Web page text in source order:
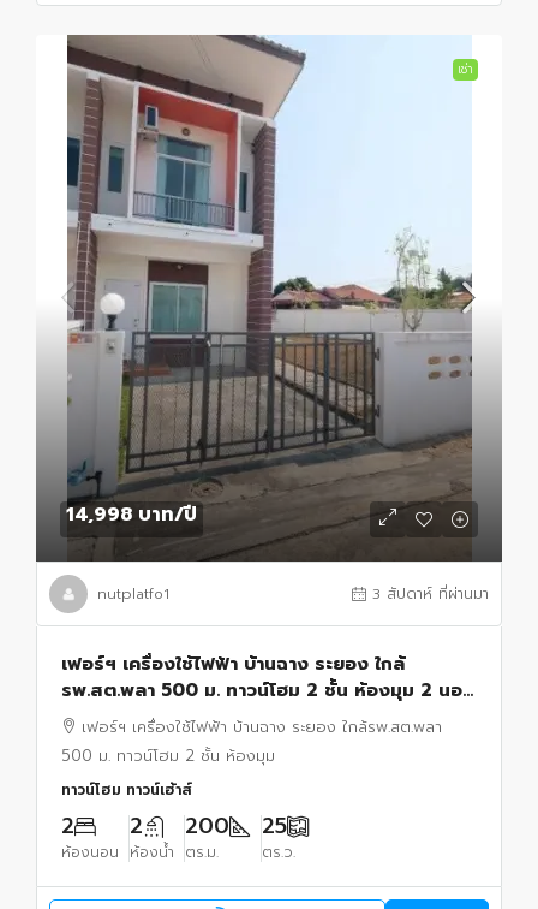
เช่า
14,998 บาท/ปี
nutplatfo1 3 สัปดาห์ ที่ผ่านมา
เฟอร์ฯ เครื่องใช้ไฟฟ้า บ้านฉาง ระยอง ใกล้
รพ.สต.พลา 500 ม. ทาวน์โฮม 2 ชั้น ห้องมุม 2 นอน
2 น้ำ ขนาด 25 ตร.ว. 200 ตร.ม.
เฟอร์ฯ เครื่องใช้ไฟฟ้า บ้านฉาง ระยอง ใกล้รพ.สต.พลา
500 ม. ทาวน์โฮม 2 ชั้น ห้องมุม
ทาวน์โฮม ทาวน์เฮ้าส์
2
ห้องนอน
2
ห้องน้ำ
200
ตร.ม.
25
ตร.ว.